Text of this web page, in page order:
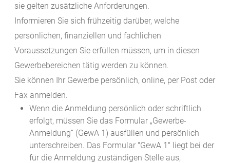
sie gelten zusätzliche Anforderungen.
Informieren Sie sich frühzeitig darüber, welche
persönlichen, finanziellen und fachlichen
Voraussetzungen Sie erfüllen müssen, um in diesen
Gewerbebereichen tätig werden zu können.
Sie können Ihr Gewerbe persönlich, online, per Post oder
Fax anmelden.
Wenn die Anmeldung persönlich oder schriftlich
erfolgt, müssen Sie das Formular „Gewerbe-
Anmeldung“ (GewA 1) ausfüllen und persönlich
unterschreiben. Das Formular "GewA 1" liegt bei der
für die Anmeldung zuständigen Stelle aus,